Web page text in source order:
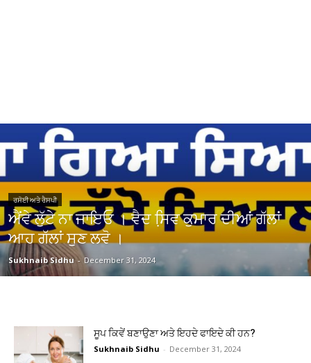
ਰਸੋਈ ਅਤੇ ਰੈਸਪੀ
ਐਂਵੇ ਲੁੱਟੇ ਨਾ ਜਾਇਓ । ਵੈਦ ਸਿ਼ਵ ਕੁਮਾਰ ਦੀਆਂ ਗੱਲਾਂ
ਆਹ ਗੱਲਾਂ ਸੁਣ ਲਵੋ ।
Sukhnaib Sidhu - December 31, 2024
ਸੂਪ ਕਿਵੇਂ ਬਣਾਉਣਾ ਅਤੇ ਇਹਦੇ ਫਾਇਦੇ ਕੀ ਹਨ?
Sukhnaib Sidhu - December 31, 2024